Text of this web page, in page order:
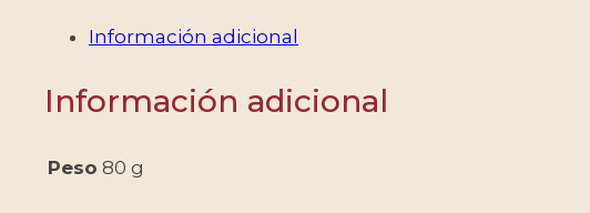
-
Información adicional
Información adicional
Peso 80 g